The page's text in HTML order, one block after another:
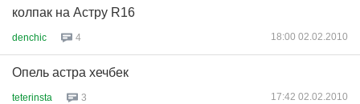
колпак на Астру R16
denchic 4 18:00 02.02.2010
Опель астра хечбек
teterinsta 3 17:42 02.02.2010